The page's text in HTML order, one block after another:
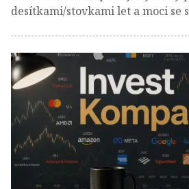
desítkami/stovkami let a moci se
technologických revolucí. A
nabízí způsob, jak na těchto